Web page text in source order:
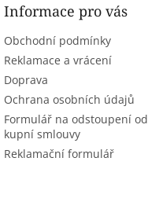
Informace pro vás
Obchodní podmínky
Reklamace a vrácení
Doprava
Ochrana osobních údajů
Formulář na odstoupení od
kupní smlouvy
Reklamační formulář